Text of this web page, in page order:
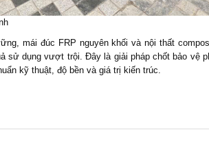
mái đúc FRP nguyên khối và nội thất
sử dụng vượt trội. Đây là giải pháp chốt bảo vệ
kỹ thuật, độ bền và giá trị kiến trúc.